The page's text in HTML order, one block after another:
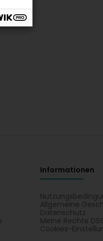
Informationen
Allgemeine
Datenschutz
Meine Rechte
Cookies-